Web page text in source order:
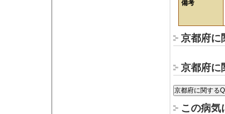
備考
京都府に
京都府に
この病気